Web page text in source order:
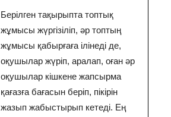
Берілген тақырыпта топтық
жұмысы жүргізіліп, әр топтың
жұмысы қабырғаға ілінеді де,
оқушылар жүріп, аралап, оған әр
оқушылар кішкене жапсырма
қағазға бағасын беріп, пікірін
жазып жабыстырып кетеді. Ең